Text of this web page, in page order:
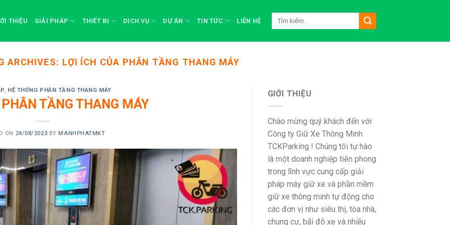
THIỆU GIẢI PHÁP THIẾT BỊ DỊCH VỤ DỰ ÁN TIN TỨC LIÊN HỆ
Tìm
ARCHIVES: LỢI ÍCH CỦA PHÂN TẦNG THANG MÁY
, HỆ THỐNG PHÂN TẦNG THANG MÁY
TẦNG THANG MÁY
ON 24/08/2023 BY MANHPHATMKT
GIỚI THIỆU
Chào mừng quý khách đến với
Công ty Giữ Xe Thông Minh
TCKParking ! Chúng tôi tự hào
là một doanh nghiệp tiên phong
trong lĩnh vực cung cấp giải
pháp máy giữ xe và phần mềm
giữ xe thông minh tự động cho
các đơn vị như siêu thị, tòa nhà,
chung cư, bãi đỗ xe và nhiều